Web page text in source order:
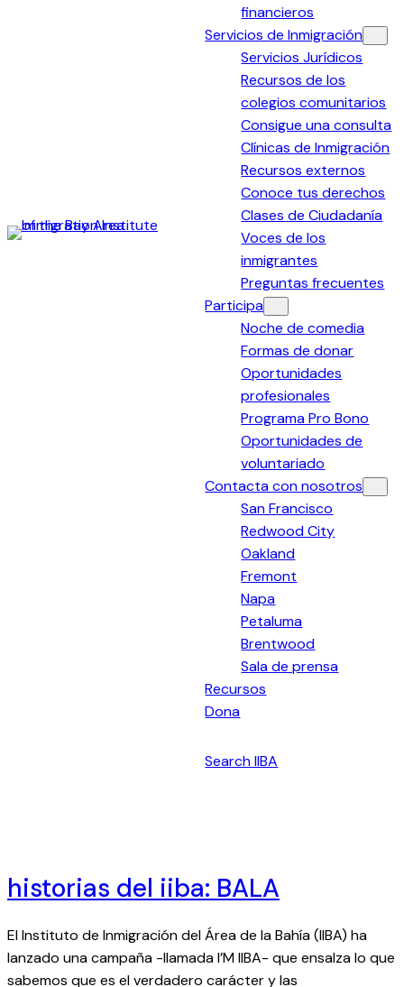
Immigration
financieros
Servicios de Inmigración
Servicios Jurídicos
Recursos de los
colegios comunitarios
Consigue una consulta
Clínicas de Inmigración
Recursos externos
Conoce tus derechos
Clases de Ciudadanía
Voces de los
inmigrantes
Preguntas frecuentes
Participa
Noche de comedia
Formas de donar
Oportunidades
profesionales
Programa Pro Bono
Oportunidades de
voluntariado
Contacta con nosotros
San Francisco
Redwood City
Oakland
Fremont
Napa
Petaluma
Brentwood
Sala de prensa
Recursos
Dona
Search IIBA
historias del iiba: BALA
El Instituto de Inmigración del Área de la Bahía (IIBA) ha
lanzado una campaña -llamada I’M IIBA- que ensalza lo que
sabemos que es el verdadero carácter y las